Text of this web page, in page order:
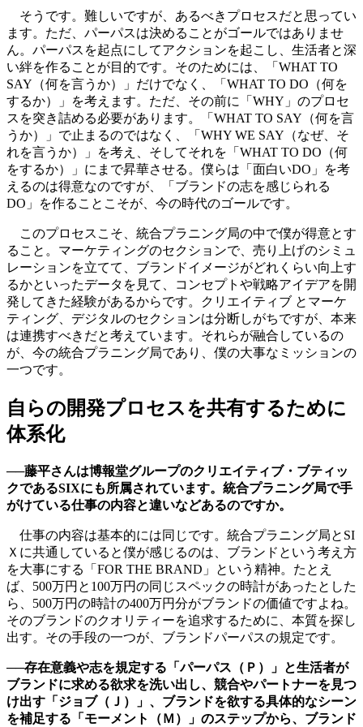
そうです。難しいですが、あるべきプロセスだと思ってい
ます。ただ、パーパスは決めることがゴールではありませ
ん。パーパスを起点にしてアクションを起こし、生活者と深
い絆を作ることが目的です。そのためには、「WHAT TO
SAY（何を言うか）」だけでなく、「WHAT TO DO（何を
するか）」を考えます。ただ、その前に「WHY」のプロセ
スを突き詰める必要があります。「WHAT TO SAY（何を言
うか）」で止まるのではなく、「WHY WE SAY（なぜ、そ
れを言うか）」を考え、そしてそれを「WHAT TO DO（何
をするか）」にまで昇華させる。僕らは「面白いDO」を考
えるのは得意なのですが、「ブランドの志を感じられる
DO」を作ることこそが、今の時代のゴールです。
このプロセスこそ、統合プラニング局の中で僕が得意とす
ること。マーケティングのセクションで、売り上げのシミュ
レーションを立てて、ブランドイメージがどれくらい向上す
るかといったデータを見て、コンセプトや戦略アイデアを開
発してきた経験があるからです。クリエイティブ とマーケ
ティング、デジタルのセクションは分断しがちですが、本来
は連携すべきだと考えています。それらが融合しているの
が、今の統合プラニング局であり、僕の大事なミッションの
一つです。
自らの開発プロセスを共有するために
体系化
──藤平さんは博報堂グループのクリエイティブ・ブティッ
クであるSIXにも所属されています。統合プラニング局で手
がけている仕事の内容と違いなどあるのですか。
仕事の内容は基本的には同じです。統合プラニング局とSI
Ｘに共通していると僕が感じるのは、ブランドという考え方
を大事にする「FOR THE BRAND」という精神。たとえ
ば、500万円と100万円の同じスペックの時計があったとした
ら、500万円の時計の400万円分がブランドの価値ですよね。
そのブランドのクオリティーを追求するために、本質を探し
出す。その手段の一つが、ブランドパーパスの規定です。
──存在意義や志を規定する「パーパス（Ｐ）」と生活者が
ブランドに求める欲求を洗い出し、競合やパートナーを見つ
け出す「ジョブ（Ｊ）」、ブランドを欲する具体的なシーン
を補足する「モーメント（Ｍ）」のステップから、ブランド